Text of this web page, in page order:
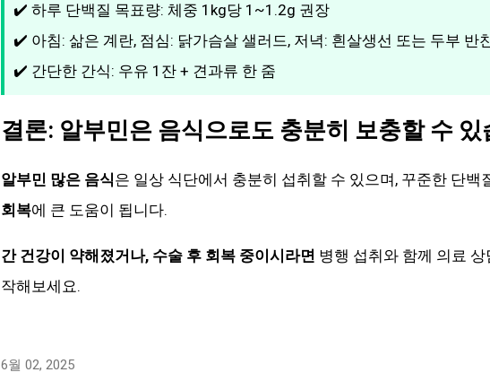
✔️ 하루 단백질 목표량: 체중 1kg당 1~1.2g 권장
✔️ 아침: 삶은 계란, 점심: 닭가슴살 샐러드, 저녁: 흰살생선 또는 두부 반
✔️ 간단한 간식: 우유 1잔 + 견과류 한 줌
결론: 알부민은 음식으로도 충분히 보충할 수 있
알부민 많은 음식은 일상 식단에서 충분히 섭취할 수 있으며, 꾸준한 단백
회복에 큰 도움이 됩니다.
간 건강이 약해졌거나, 수술 후 회복 중이시라면 병행 섭취와 함께 의료
작해보세요.
6월 02, 2025